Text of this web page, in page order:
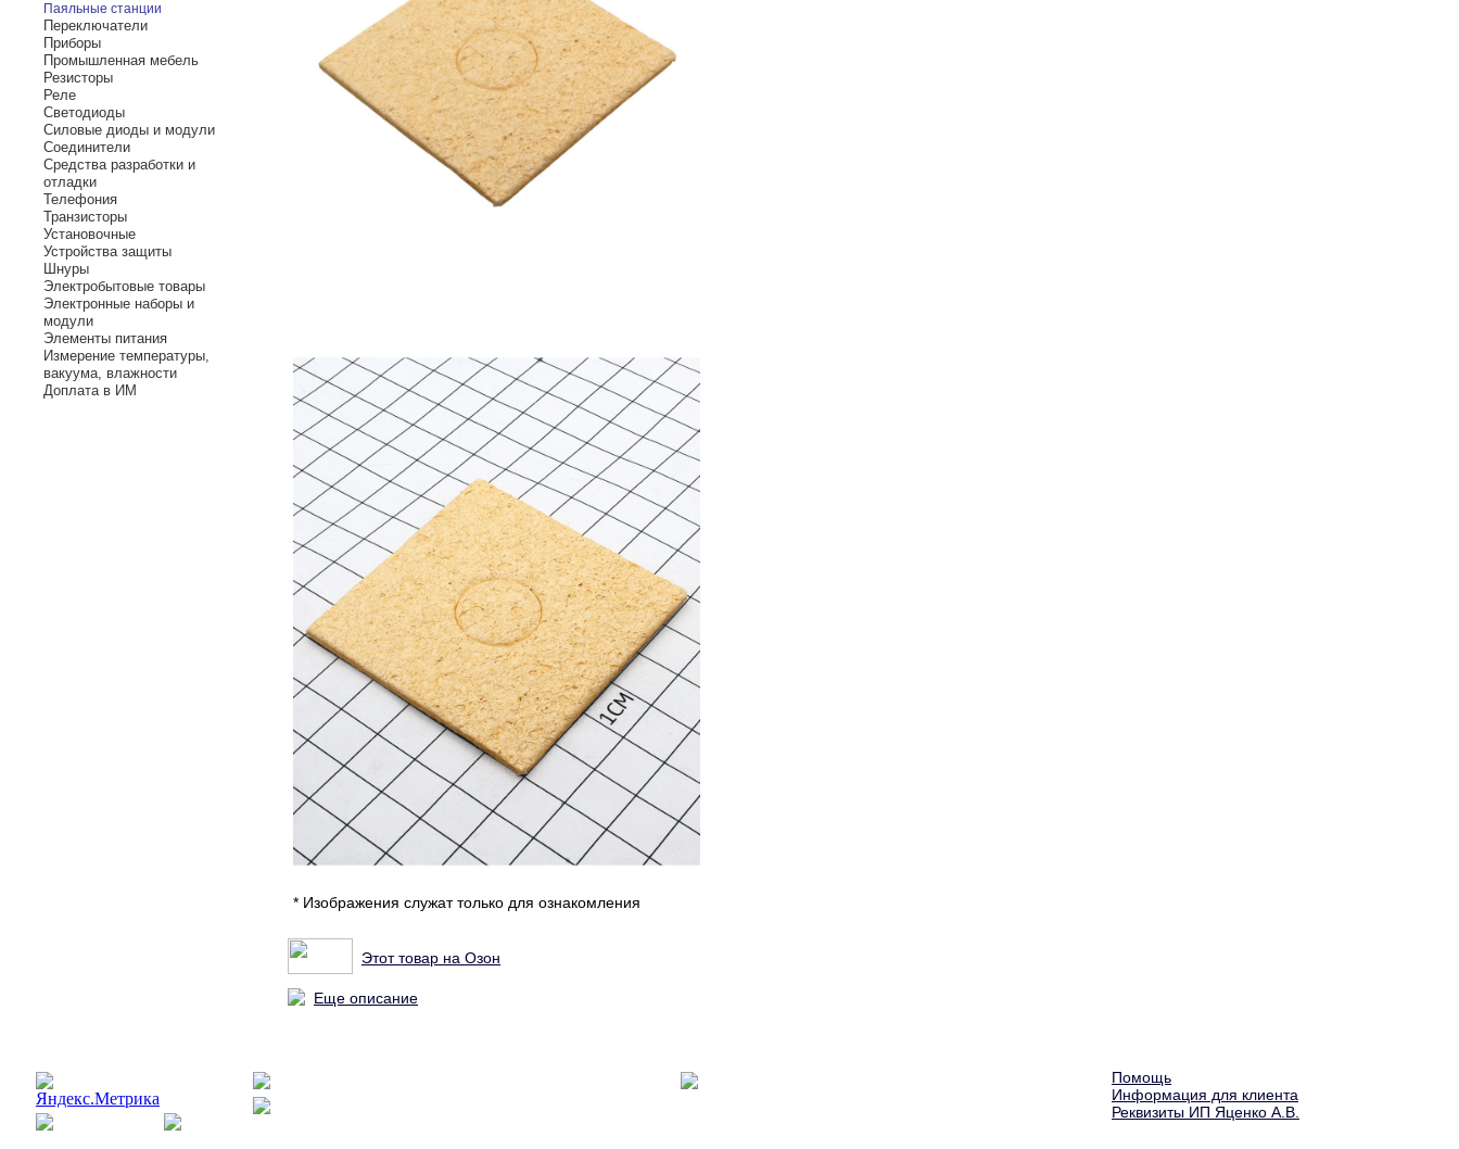
Паяльные станции
Переключатели
Приборы
Промышленная мебель
Резисторы
Реле
Светодиоды
Силовые диоды и модули
Соединители
Средства разработки и
отладки
Телефония
Транзисторы
Установочные
Устройства защиты
Шнуры
Электробытовые товары
Электронные наборы и
модули
Элементы питания
Измерение температуры,
вакуума, влажности
Доплата в ИМ
* Изображения служат только для ознакомления
Этот товар на Озон
Еще описание
Помощь
Информация для клиента
Реквизиты ИП Яценко А.В.